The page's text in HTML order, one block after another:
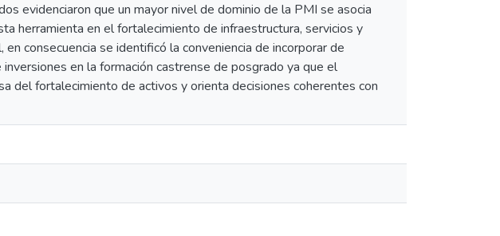
evidenciaron que un mayor nivel de dominio de la PMI se asocia
herramienta en el fortalecimiento de infraestructura, servicios y
consecuencia se identificó la conveniencia de incorporar de
en la formación castrense de posgrado ya que el
del fortalecimiento de activos y orienta decisiones coherentes con